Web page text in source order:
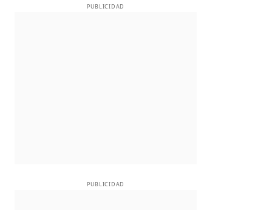
PUBLICIDAD
PUBLICIDAD